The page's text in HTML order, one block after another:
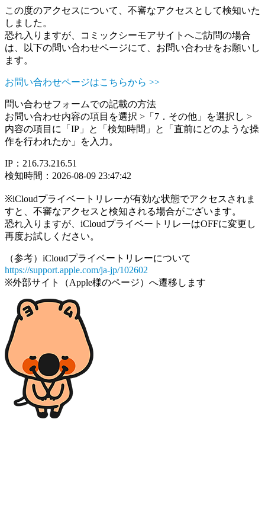
この度のアクセスについて、不審なアクセスとして検知いた
しました。
恐れ入りますが、コミックシーモアサイトへご訪問の場合
は、以下の問い合わせページにて、お問い合わせをお願いし
ます。
お問い合わせページはこちらから >>
問い合わせフォームでの記載の方法
お問い合わせ内容の項目を選択 >「7．その他」を選択し >
内容の項目に「IP」と「検知時間」と「直前にどのような操
作を行われたか」を入力。
IP：216.73.216.51
検知時間：2026-08-09 23:47:42
※iCloudプライベートリレーが有効な状態でアクセスされま
すと、不審なアクセスと検知される場合がございます。
恐れ入りますが、iCloudプライベートリレーはOFFに変更し
再度お試しください。
（参考）iCloudプライベートリレーについて
https://support.apple.com/ja-jp/102602
※外部サイト（Apple様のページ）へ遷移します